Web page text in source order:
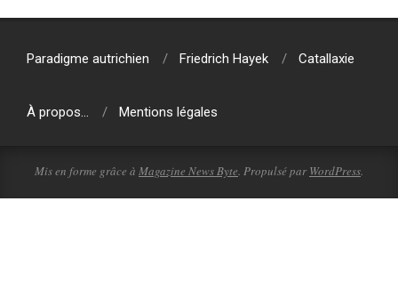
04-
Paradigme autrichien
Friedrich Hayek Catallaxie
À propos… Mentions légales
Mis en forme grâce à Magazine News Byte . Propulsé par WordPress